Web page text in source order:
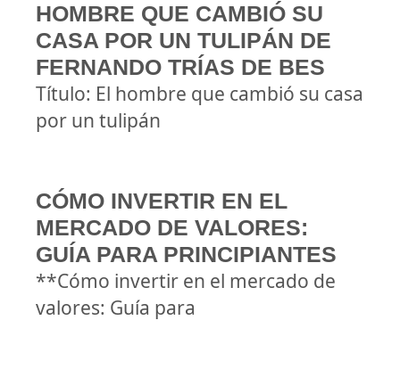
HOMBRE QUE CAMBIÓ SU
CASA POR UN TULIPÁN DE
FERNANDO TRÍAS DE BES
Título: El hombre que cambió su casa
por un tulipán
CÓMO INVERTIR EN EL
MERCADO DE VALORES:
GUÍA PARA PRINCIPIANTES
**Cómo invertir en el mercado de
valores: Guía para